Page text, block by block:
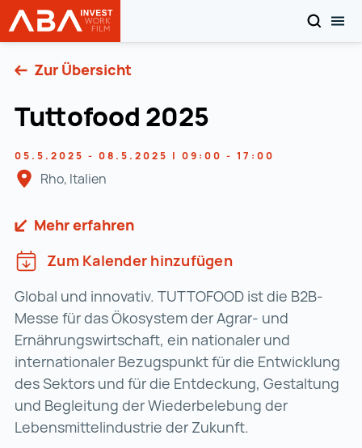
Startseite | INVEST in AUSTRIA
SUCHEN
Zur Übersicht
Tuttofood 2025
05.5.2025 - 08.5.2025 | 09:00 - 17:00
Rho, Italien
Mehr erfahren
Zum Kalender hinzufügen
Global und innovativ. TUTTOFOOD ist die B2B-
Messe für das Ökosystem der Agrar- und
Ernährungswirtschaft, ein nationaler und
internationaler Bezugspunkt für die Entwicklung
des Sektors und für die Entdeckung, Gestaltung
und Begleitung der Wiederbelebung der
Lebensmittelindustrie der Zukunft.